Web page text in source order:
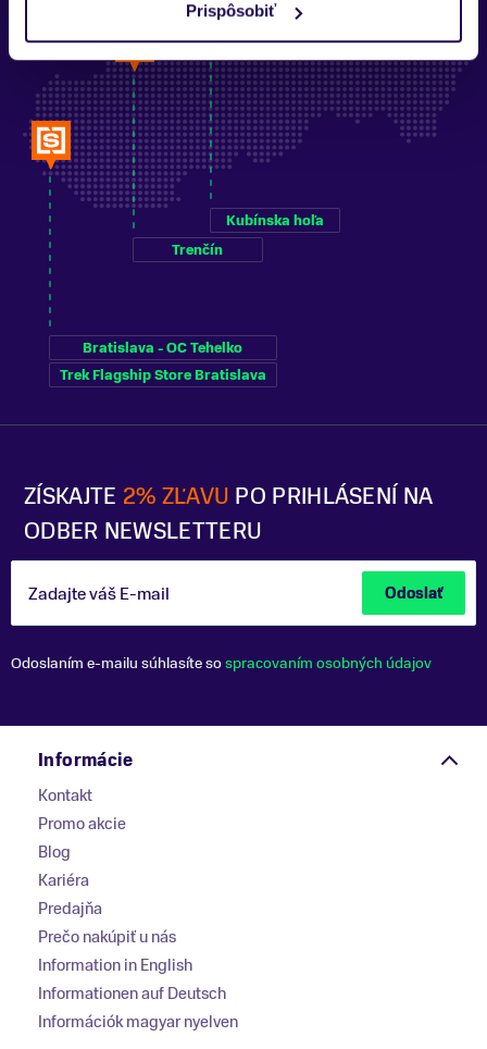
Prispôsobiť
ZÍSKAJTE 2% ZĽAVU PO PRIHLÁSENÍ NA
ODBER NEWSLETTERU
Zadajte váš E-mail Odoslať
Odoslaním e-mailu súhlasíte sospracovaním osobných údajov
Bratislava - OC Tehelko
Trek Flagship Store Bratislava
Trenčín
Kubínska hoľa
Informácie
Kontakt
Promo akcie
Blog
Kariéra
Predajňa
Prečo nakúpiť u nás
Information in English
Informationen auf Deutsch
Információk magyar nyelven